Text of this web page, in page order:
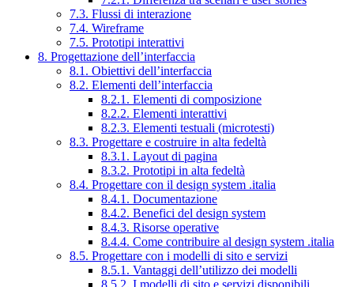
7.3. Flussi di interazione
7.4. Wireframe
7.5. Prototipi interattivi
8. Progettazione dell’interfaccia
8.1. Obiettivi dell’interfaccia
8.2. Elementi dell’interfaccia
8.2.1. Elementi di composizione
8.2.2. Elementi interattivi
8.2.3. Elementi testuali (microtesti)
8.3. Progettare e costruire in alta fedeltà
8.3.1. Layout di pagina
8.3.2. Prototipi in alta fedeltà
8.4. Progettare con il design system .italia
8.4.1. Documentazione
8.4.2. Benefici del design system
8.4.3. Risorse operative
8.4.4. Come contribuire al design system .italia
8.5. Progettare con i modelli di sito e servizi
8.5.1. Vantaggi dell’utilizzo dei modelli
8.5.2. I modelli di sito e servizi disponibili